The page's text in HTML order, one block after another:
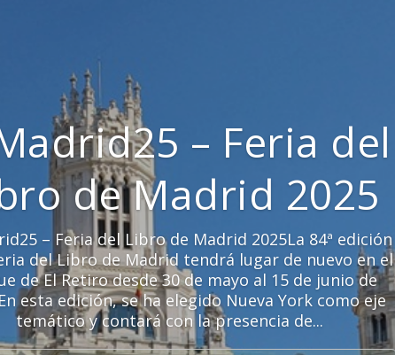
– Feria del
de Madrid 2025
– Feria del Libro de Madrid 2025La 84ª edición
del Libro de Madrid tendrá lugar de nuevo en el
de El Retiro desde 30 de mayo al 15 de junio de
esta edición, se ha elegido Nueva York como eje
temático y contará con la presencia de...